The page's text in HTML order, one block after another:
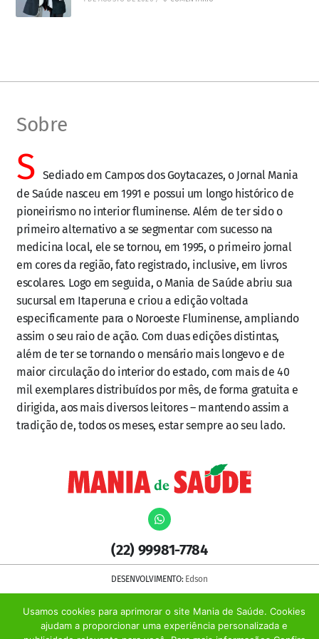
Sobre
S Sediado em Campos dos Goytacazes, o Jornal Mania
de Saúde nasceu em 1991 e possui um longo histórico de
pioneirismo no interior fluminense. Além de ter sido o
primeiro alternativo a se segmentar com sucesso na
medicina local, ele se tornou, em 1995, o primeiro jornal
em cores da região, fato registrado, inclusive, em livros
escolares. Logo em seguida, o Mania de Saúde abriu sua
sucursal em Itaperuna e criou a edição voltada
especificamente para o Noroeste Fluminense, ampliando
assim o seu raio de ação. Com duas edições distintas,
além de ter se tornando o mensário mais longevo e de
maior circulação do interior do estado, com mais de 40
mil exemplares distribuídos por mês, de forma gratuita e
dirigida, aos mais diversos leitores – mantendo assim a
tradição de, todos os meses, estar sempre ao seu lado.
(22) 99981-7784
DESENVOLVIMENTO: Edson
Usamos cookies para aprimorar o site Mania de Saúde. Cookies
ajudam a proporcionar uma experiência personalizada e